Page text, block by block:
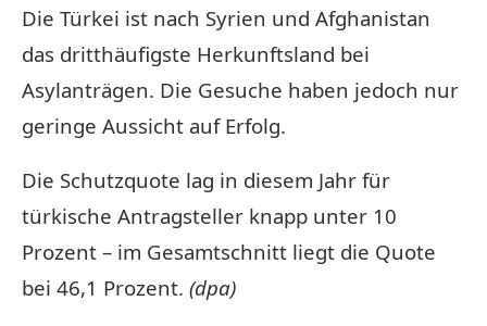
Die Türkei ist nach Syrien und Afghanistan
das dritthäufigste Herkunftsland bei
Asylanträgen. Die Gesuche haben jedoch nur
geringe Aussicht auf Erfolg.
Die Schutzquote lag in diesem Jahr für
türkische Antragsteller knapp unter 10
Prozent – im Gesamtschnitt liegt die Quote
bei 46,1 Prozent. (dpa)